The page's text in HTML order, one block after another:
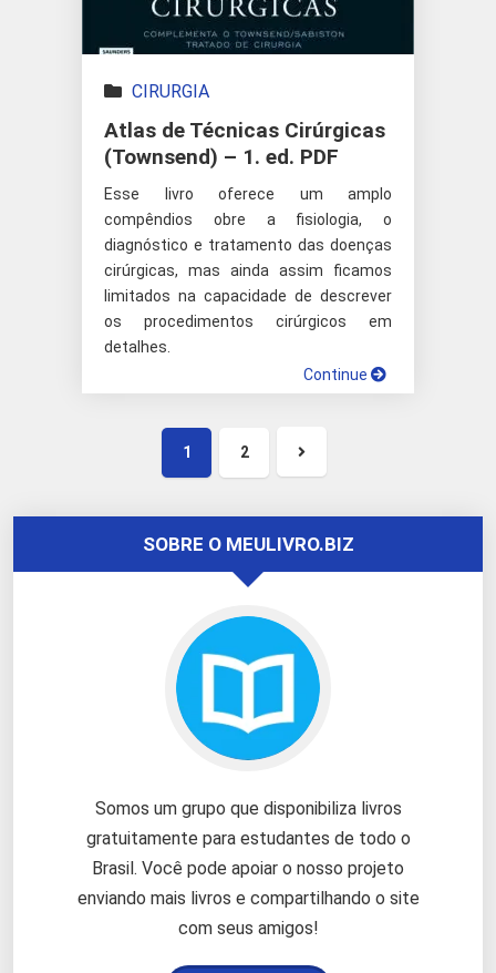
CIRURGIA
Atlas de Técnicas Cirúrgicas
(Townsend) – 1. ed. PDF
Esse livro oferece um amplo
compêndios obre a fisiologia, o
diagnóstico e tratamento das doenças
cirúrgicas, mas ainda assim ficamos
limitados na capacidade de descrever
os procedimentos cirúrgicos em
detalhes.
Continue
1
2
SOBRE O MEULIVRO.BIZ
Somos um grupo que disponibiliza livros
gratuitamente para estudantes de todo o
Brasil. Você pode apoiar o nosso projeto
enviando mais livros e compartilhando o site
com seus amigos!